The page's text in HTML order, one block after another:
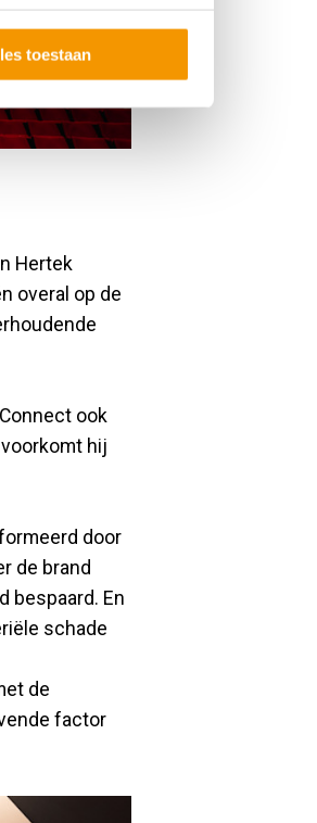
toestaan
Hertek
overal op de
ook
hij
door
de brand
bespaard. En
schade
de
factor